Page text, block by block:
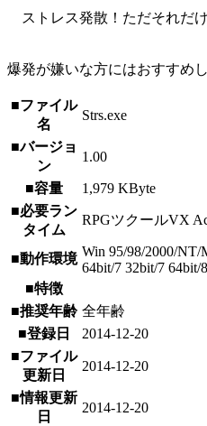
ストレス発散！ただそれだけ
爆発が嫌いな方にはおすすめし
■ファイル
名
Strs.exe
■バージョ
ン
1.00
■容量
1,979 KByte
■必要ラン
タイム
RPGツクールVX
■動作環境 Win 95/98/2000/
64bit/7 32bit/7 64bit/
■特徴
■推奨年齢 全年齢
■登録日
2014-12-20
■ファイル
更新日
2014-12-20
■情報更新
日
2014-12-20